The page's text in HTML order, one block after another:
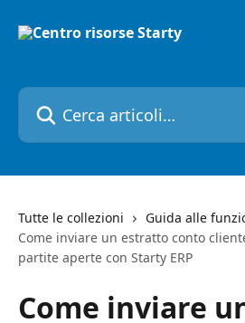
Cerca articoli…
Tutte le collezioni Guida alle
Come inviare un estratto conto
partite aperte con Starty ERP
Come inviare